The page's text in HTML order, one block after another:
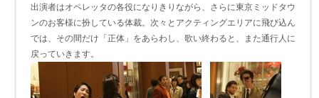
出演者はオペレッタの各役になりきりながら、さらに東京ミッドタウ
ンのお客様に扮している体裁。次々とアクティングエリアに飛び込ん
では、その間だけ「正体」をあらわし、歌い終わると、また通行人に
戻っていきます。